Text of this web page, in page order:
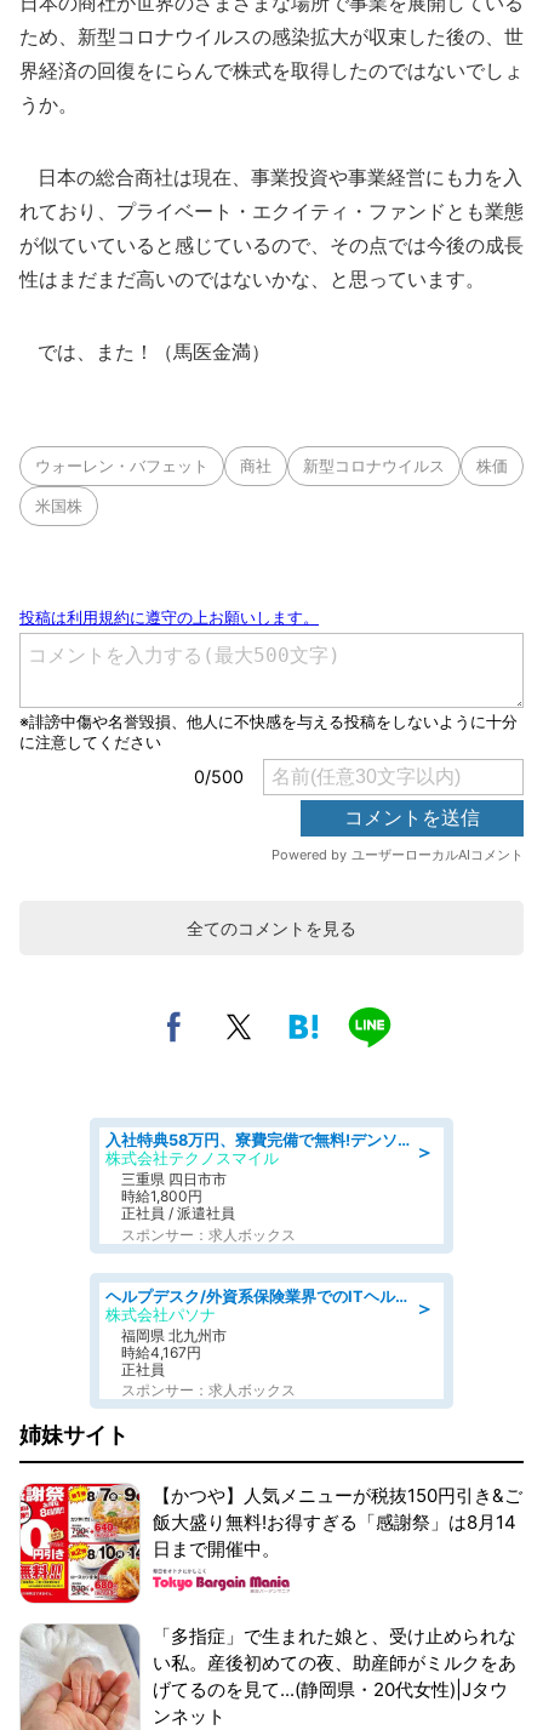
ため、新型コロナウイルスの感染拡大が収束した後の、世
界経済の回復をにらんで株式を取得したのではないでしょ
うか。
日本の総合商社は現在、事業投資や事業経営にも力を入
れており、プライベート・エクイティ・ファンドとも業態
が似ていていると感じているので、その点では今後の成長
性はまだまだ高いのではないかな、と思っています。
では、また！（馬医金満）
ウォーレン・バフェット 商社 新型コロナウイルス 株価
米国株
全てのコメントを見る
＞
入社特典58万円、寮費完備で無料!デンソーで働こう!自動車工場で小型部品の検査業務 denso aichi
株式会社テクノスマイル
三重県 四日市市
時給1,800円
正社員 / 派遣社員
スポンサー：求人ボックス
＞
ヘルプデスク/外資系保険業界でのITヘルプデスク業務/駅近/即日勤務可/ヘルプデスク
株式会社パソナ
福岡県 北九州市
時給4,167円
正社員
スポンサー：求人ボックス
姉妹サイト
【かつや】人気メニューが税抜150円引き&ご
飯大盛り無料!お得すぎる「感謝祭」は8月14
日まで開催中。
「多指症」で生まれた娘と、受け止められな
い私。産後初めての夜、助産師がミルクをあ
げてるのを見て...(静岡県・20代女性)|Jタウ
ンネット